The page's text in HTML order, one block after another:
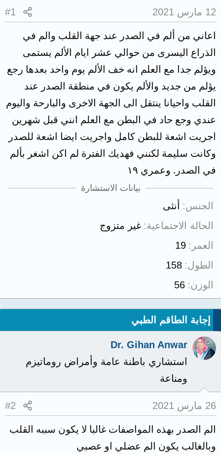
12 مارس 2021 #1
اعاني من ألم في الصدر عند جهة القلب والم في
الذراع اليسرى من حوالي عشر ايام الألم يستمى
ويؤلم جدا مع العلم انه خف الألم يوم واحد بعدها رجع
يؤلم من جديد والألم يكون في منطقة الصدر عند
القلب واحيانا ينتقل الى الجهة الاخرى والبارحة واليوم
عندي وجع حاد في البطن مع العلم انني قبل شهرين
اجريت اشعة للبطن كامل واجريت ايضا اشعة للصدر
وكانت سليمة لكنني فهديك الفترة لم اكن اشغر بألم
في الصدر. وعمري ١٩
بيانات الاستشارة
الجنس
أنثى
الحالة الاجتماعية غير متزوج
العمر
19
الطول 158
الوزن 56
إجابة الطاقم الطبي
Dr. Gihan Anwar
استشاري باطنة عامة وأمراض روماتيزم
ومناعة
26 مارس 2021 #2
الم الصدر بهذه المواصفات غالبا لا يكون سببه القلب
وبالغالب يكون الم عضلي او عصبي